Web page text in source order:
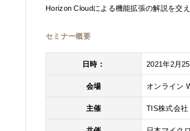
Horizon Cloudによる機能拡張の解説を交
セミナー概要
日時： 2021年2月25
会場 オンライン
主催 TIS株式会社